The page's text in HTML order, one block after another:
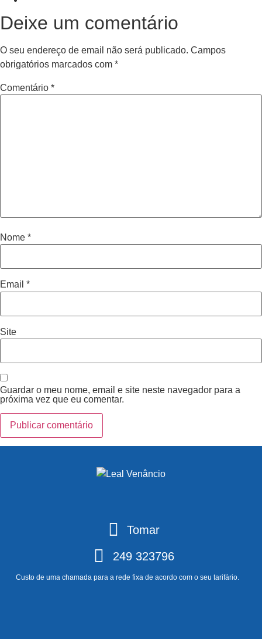
Deixe um comentário
O seu endereço de email não será publicado. Campos
obrigatórios marcados com *
Comentário *
Nome *
Email *
Site
Guardar o meu nome, email e site neste navegador para a
próxima vez que eu comentar.
Tomar
249 323796
Custo de uma chamada para a rede fixa de acordo com o seu tarifário.